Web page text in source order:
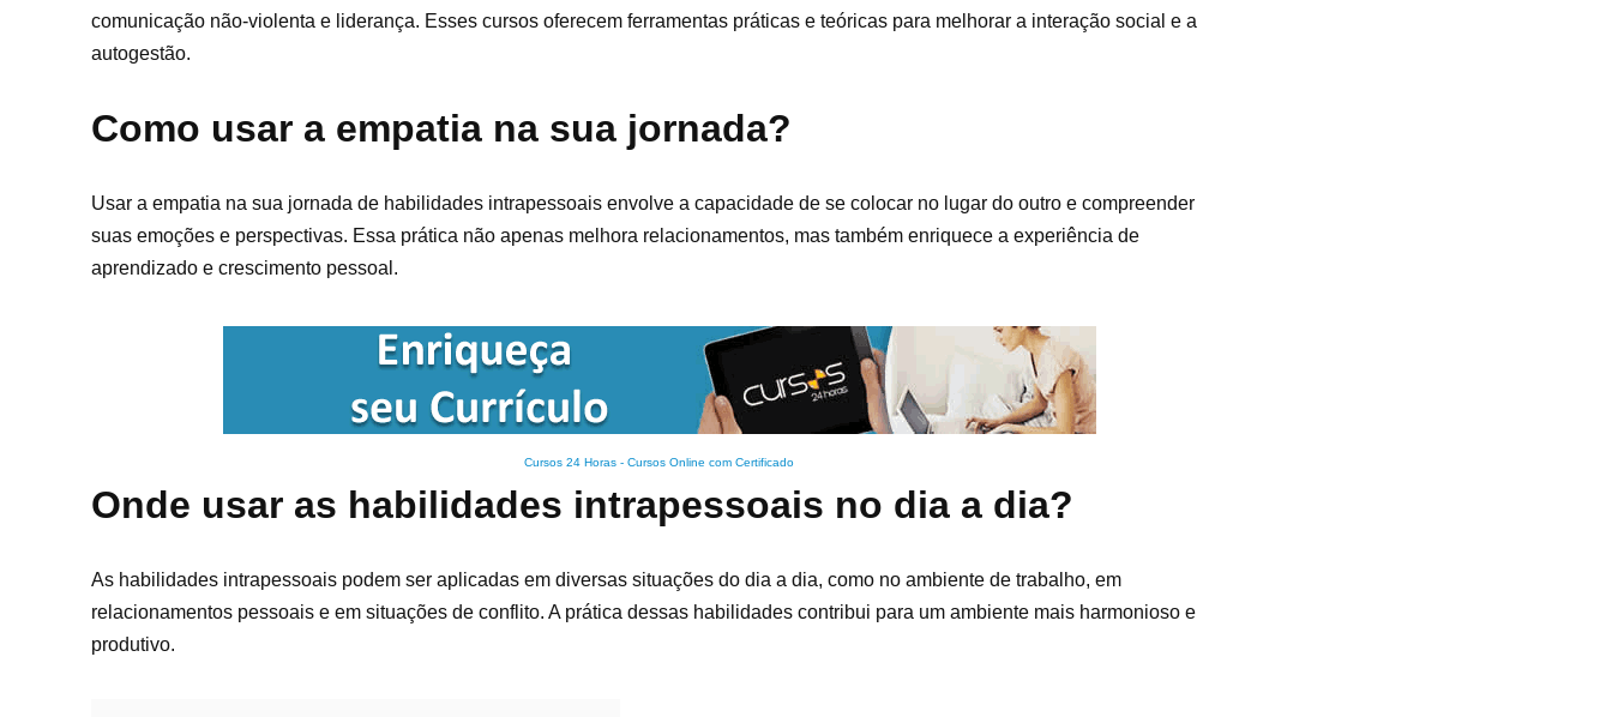
comunicação não-violenta e liderança. Esses cursos oferecem ferramentas práticas e teóricas para melhorar a interação social e a
autogestão.
Como usar a empatia na sua jornada?
Usar a empatia na sua jornada de habilidades intrapessoais envolve a capacidade de se colocar no lugar do outro e compreender
suas emoções e perspectivas. Essa prática não apenas melhora relacionamentos, mas também enriquece a experiência de
aprendizado e crescimento pessoal.
Cursos 24 Horas - Cursos Online com Certificado
Onde usar as habilidades intrapessoais no dia a dia?
As habilidades intrapessoais podem ser aplicadas em diversas situações do dia a dia, como no ambiente de trabalho, em
relacionamentos pessoais e em situações de conflito. A prática dessas habilidades contribui para um ambiente mais harmonioso e
produtivo.